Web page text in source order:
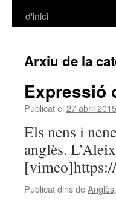
d'inici
Arxiu de la
Expressió
Publicat el 27 abril 2015
Els nens i
anglès.
Publicat dins deAnglès,